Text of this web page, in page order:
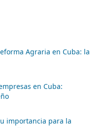
Agraria en Cuba: la
en Cuba:
importancia para la